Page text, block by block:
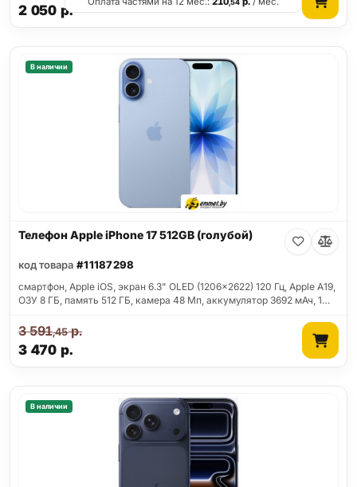
2 050 р.
,54
В наличии
Телефон Apple iPhone 17 512GB (голубой)
код товара #11187298
смартфон, Apple iOS, экран 6.3" OLED (1206x2622) 120 Гц, Apple A19,
ОЗУ 8 ГБ, память 512 ГБ, камера 48 Мп, аккумулятор 3692 мАч, 1…
3 470 р.
3 591,45р.
В наличии